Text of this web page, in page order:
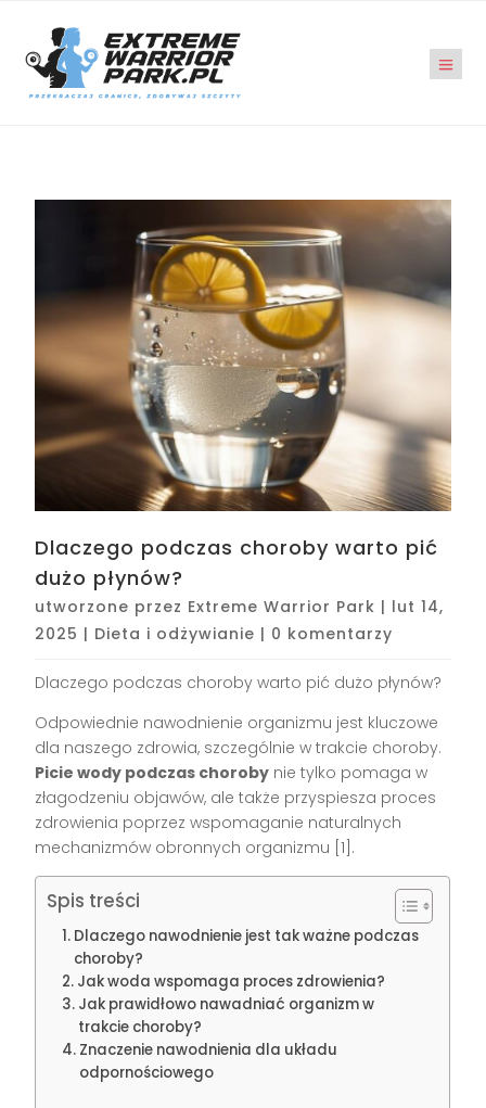
Dlaczego podczas choroby warto pić
dużo płynów?
utworzone przez Extreme Warrior Park | lut 14,
2025 | Dieta i odżywianie | 0 komentarzy
Dlaczego podczas choroby warto pić dużo płynów?
Odpowiednie nawodnienie organizmu jest kluczowe
dla naszego zdrowia, szczególnie w trakcie choroby.
Picie wody podczas choroby nie tylko pomaga w
złagodzeniu objawów, ale także przyspiesza proces
zdrowienia poprzez wspomaganie naturalnych
mechanizmów obronnych organizmu [1].
Spis treści
Dlaczego nawodnienie jest tak ważne podczas
choroby?
Jak woda wspomaga proces zdrowienia?
Jak prawidłowo nawadniać organizm w
trakcie choroby?
Znaczenie nawodnienia dla układu
odpornościowego